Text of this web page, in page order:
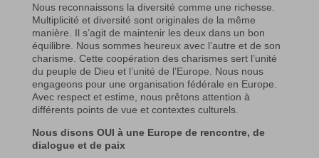
Nous reconnaissons la diversité comme une richesse.
Multiplicité et diversité sont originales de la même
manière. Il s’agit de maintenir les deux dans un bon
équilibre. Nous sommes heureux avec l’autre et de son
charisme. Cette coopération des charismes sert l’unité
du peuple de Dieu et l’unité de l’Europe. Nous nous
engageons pour une organisation fédérale en Europe.
Avec respect et estime, nous prêtons attention à
différents points de vue et contextes culturels.
Nous disons OUI à une Europe de rencontre, de
dialogue et de paix